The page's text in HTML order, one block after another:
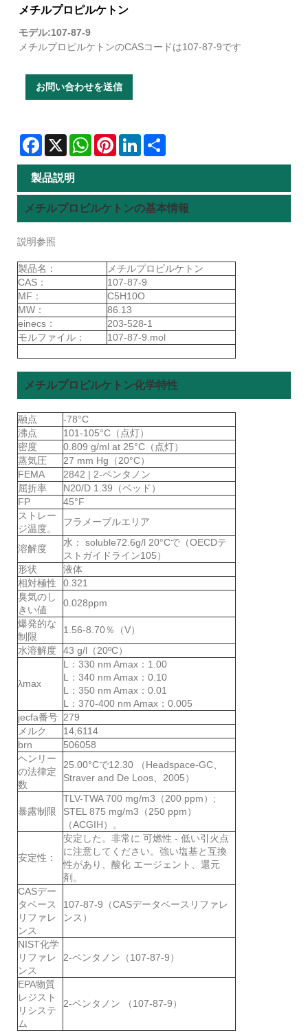
メチルプロピルケトン
モデル:107-87-9
メチルプロピルケトンのCASコードは107-87-9です
お問い合わせを送信
Facebook
X WhatsAppPinterestLinkedIn
製品説明
メチルプロピルケトンの基本情報
説明参照
製品名：
メチルプロピルケトン
CAS：
107-87-9
MF：
C5H10O
MW：
86.13
einecs：
203-528-1
モルファイル：
107-87-9.mol
メチルプロピルケトン化学特性
融点
-78°C
沸点
101-105°C（点灯）
密度
0.809 g/ml at 25°C（点灯）
蒸気圧
27 mm Hg（20°C）
FEMA
2842 | 2-ペンタノン
屈折率
N20/D 1.39（ベッド）
FP
45°F
ストレー
ジ温度。
フラメーブルエリア
溶解度
水： soluble72.6g/l 20°Cで（OECDテ
ストガイドライン105）
形状
液体
相対極性
0.321
臭気のし
きい値
0.028ppm
爆発的な
制限
1.56-8.70％（V）
水溶解度
43 g/l（20ºC）
λmax
L：330 nm Amax：1.00
L：340 nm Amax：0.10
L：350 nm Amax：0.01
L：370-400 nm Amax：0.005
jecfa番号 279
メルク
14,6114
brn
506058
ヘンリー
の法律定
数
25.00°Cで12.30 （Headspace-GC、
Straver and De Loos、2005）
暴露制限
TLV-TWA 700 mg/m3（200 ppm）;
STEL 875 mg/m3（250 ppm）
（ACGIH）。
安定性：
安定した。非常に 可燃性 - 低い引火点
に注意してください。強い塩基と互換
性があり、酸化 エージェント、還元
剤。
CASデー
タベース
リファレ
ンス
107-87-9（CASデータベースリファレ
ンス）
NIST化学
リファレ
ンス
2-ペンタノン（107-87-9）
EPA物質
レジスト
リシステ
ム
2-ペンタノン （107-87-9）